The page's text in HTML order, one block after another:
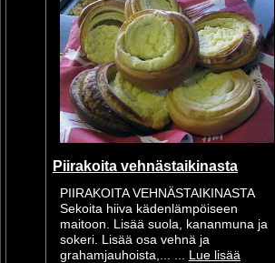
Piirakoita vehnästaikinasta
PIIRAKOITA VEHNÄSTAIKINASTA
Sekoita hiiva kädenlämpöiseen
maitoon. Lisää suola, kananmuna ja
sokeri. Lisää osa vehnä ja
grahamjauhoista,... ...
Lue lisää